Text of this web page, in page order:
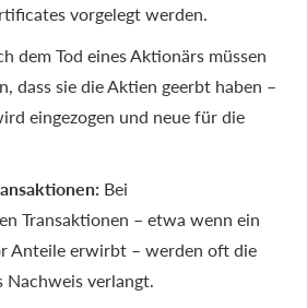
vorgelegt werden.
dem Tod eines Aktionärs müssen
dass sie die Aktien geerbt haben –
eingezogen und neue für die
Bei
Transaktionen – etwa wenn ein
Anteile erwirbt – werden oft die
verlangt.